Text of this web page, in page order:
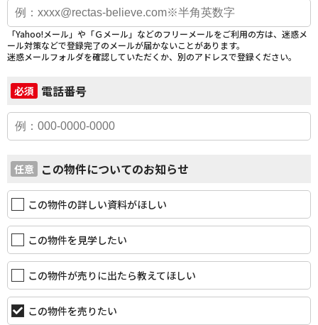
「Yahoo!メール」や「Ｇメール」などのフリーメールをご利用の方は、迷惑メ
ール対策などで登録完了のメールが届かないことがあります。
迷惑メールフォルダを確認していただくか、別のアドレスで登録ください。
必須 電話番号
任意 この物件についてのお知らせ
この物件の詳しい資料がほしい
この物件を見学したい
この物件が売りに出たら教えてほしい
この物件を売りたい